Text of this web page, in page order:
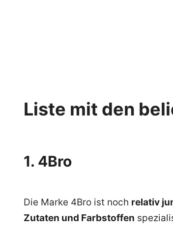
Liste mit den
1. 4Bro
Die Marke 4Bro ist noch relativ
Zutaten und Farbstoffen